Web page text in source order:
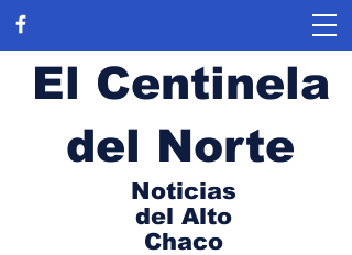
El Centinela
del Norte
Noticias
del Alto
Chaco